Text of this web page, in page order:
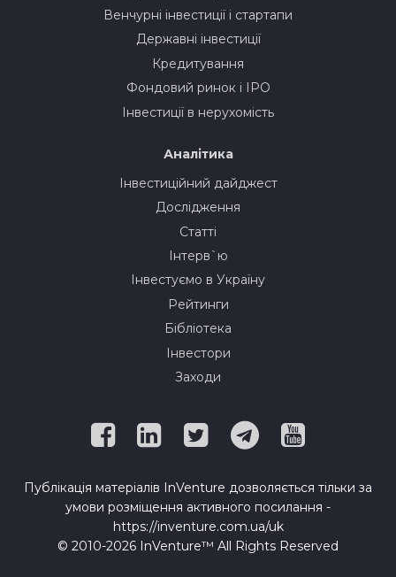
Венчурні інвестиції і стартапи
Державні інвестиції
Кредитування
Фондовий ринок і IPO
Інвестиції в нерухомість
Аналітика
Інвестиційний дайджест
Дослідження
Статті
Інтерв`ю
Інвестуємо в Україну
Рейтинги
Бібліотека
Інвестори
Заходи
Публікація матеріалів InVenture дозволяється тільки за
умови розміщення активного посилання -
https://inventure.com.ua/uk
© 2010-2026 InVenture™ All Rights Reserved